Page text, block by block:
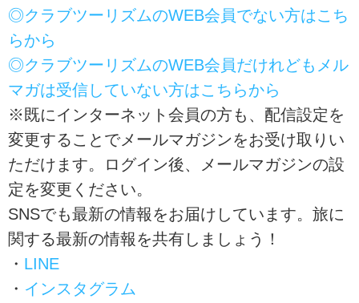
◎クラブツーリズムのWEB会員でない方はこち
らから
◎クラブツーリズムのWEB会員だけれどもメル
マガは受信していない方はこちらから
※既にインターネット会員の方も、配信設定を
変更することでメールマガジンをお受け取りい
ただけます。ログイン後、メールマガジンの設
定を変更ください。
SNSでも最新の情報をお届けしています。旅に
関する最新の情報を共有しましょう！
・ LINE
・ インスタグラム